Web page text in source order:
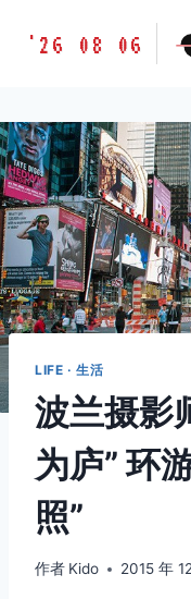
胶
味
道
LETSFILM
'26 08 06
LIFE · 生活
波兰摄影
为庐” 环
照”
作者 Kido 2015 年